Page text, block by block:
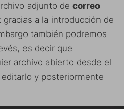
adjunto de correo
gracias a la introducción de
también podremos
es decir que
archivo abierto desde el
y posteriormente